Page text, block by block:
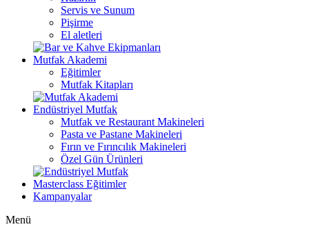
Servis ve Sunum
Pişirme
El aletleri
Mutfak Akademi
Eğitimler
Mutfak Kitapları
Endüstriyel Mutfak
Mutfak ve Restaurant Makineleri
Pasta ve Pastane Makineleri
Fırın ve Fırıncılık Makineleri
Özel Gün Ürünleri
Masterclass Eğitimler
Kampanyalar
Menü